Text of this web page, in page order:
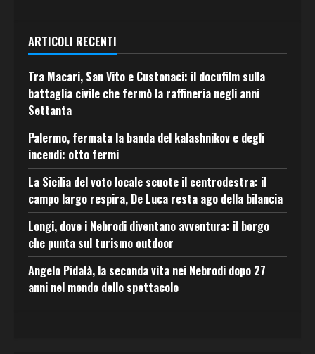
ARTICOLI RECENTI
Tra Macari, San Vito e Custonaci: il docufilm sulla
battaglia civile che fermò la raffineria negli anni
Settanta
Palermo, fermata la banda del kalashnikov e degli
incendi: otto fermi
La Sicilia del voto locale scuote il centrodestra: il
campo largo respira, De Luca resta ago della bilancia
Longi, dove i Nebrodi diventano avventura: il borgo
che punta sul turismo outdoor
Angelo Pidalà, la seconda vita nei Nebrodi dopo 27
anni nel mondo dello spettacolo